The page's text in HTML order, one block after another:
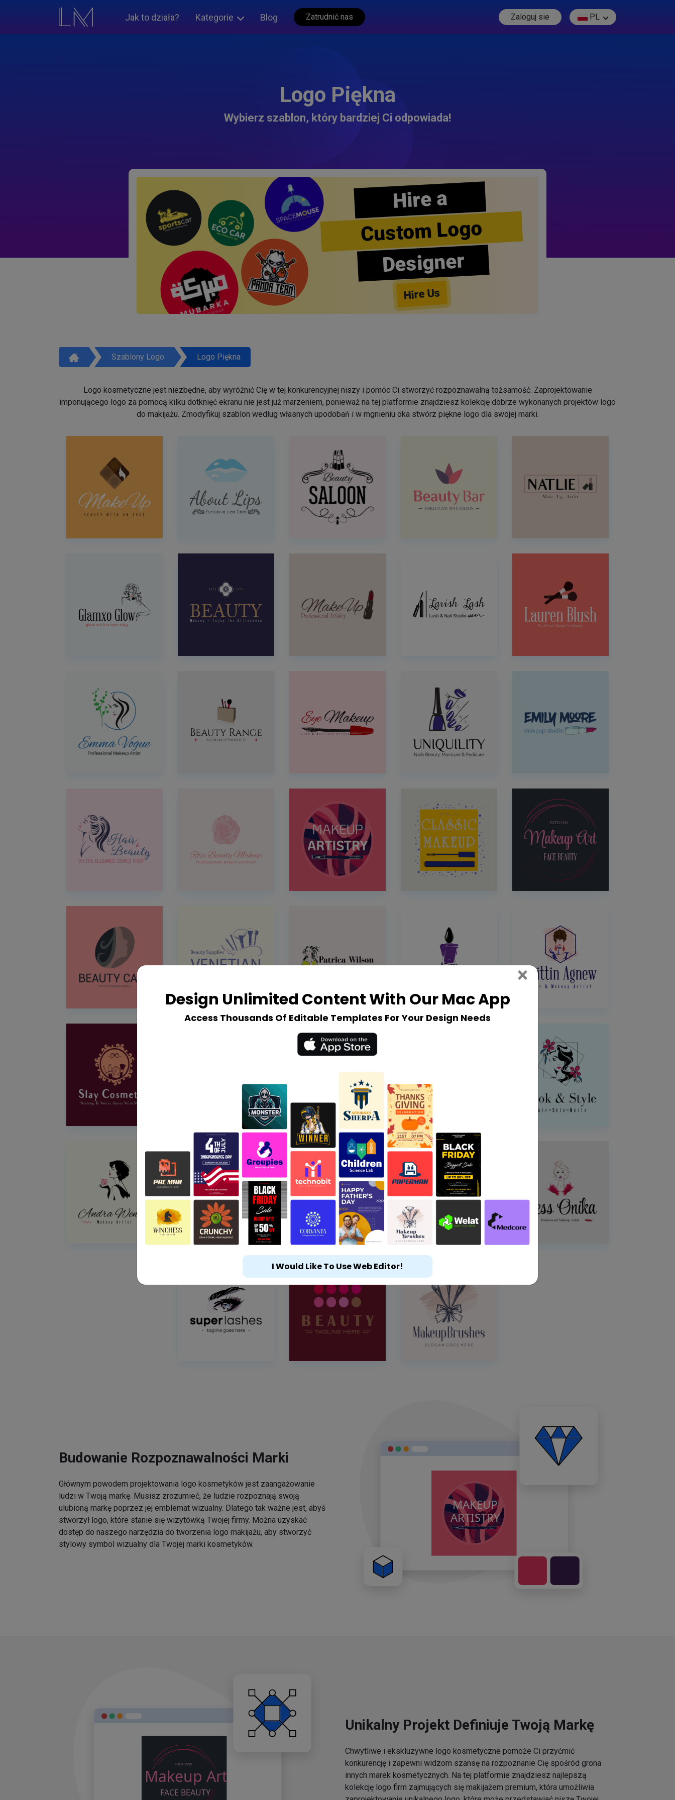
Jak to działa? Kategorie Blog Zatrudnić nas Zaloguj sie PL
Logo Piękna
Wybierz szablon, który bardziej Ci odpowiada!
Hire a
Custom Logo
Designer
Hire Us
Szablony Logo Logo Piękna
Logo kosmetyczne jest niezbędne, aby wyróżnić Cię w tej konkurencyjnej niszy i pomóc Ci stworzyć rozpoznawalną tożsamość. Zaprojektowanie
imponującego logo za pomocą kilku dotknięć ekranu nie jest już marzeniem, ponieważ na tej platformie znajdziesz kolekcję dobrze wykonanych projektów logo
do makijażu. Zmodyfikuj szablon według własnych upodobań i w mgnieniu oka stwórz piękne logo dla swojej marki.
Budowanie Rozpoznawalności Marki
Głównym powodem projektowania logo kosmetyków jest zaangażowanie
ludzi w Twoją markę. Musisz zrozumieć, że ludzie rozpoznają swoją
ulubioną markę poprzez jej emblemat wizualny. Dlatego tak ważne jest, abyś
stworzył logo, które stanie się wizytówką Twojej firmy. Można uzyskać
dostęp do naszego narzędzia do tworzenia logo makijażu, aby stworzyć
stylowy symbol wizualny dla Twojej marki kosmetyków.
Unikalny Projekt Definiuje Twoją Markę
Chwytliwe i ekskluzywne logo kosmetyczne pomoże Ci przyćmić
konkurencję i zapewni widzom szansę na rozpoznanie Cię spośród grona
innych marek kosmetycznych. Na tej platformie znajdziesz najlepszą
kolekcję logo firm zajmujących się makijażem premium, która umożliwia
Design Unlimited Content With Our Mac App
Access Thousands Of Editable Templates For Your Design Needs
× Close
I Would Like To Use Web Editor!